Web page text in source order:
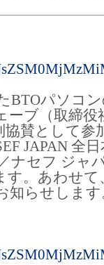
BTOパソコ
ーブ（取締役
協賛として参
JAPAN 全
／ナセフ ジ
す。あわせ
知らせします